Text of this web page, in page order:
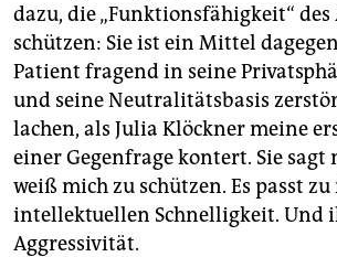
unterstützen
abo
genossenschaft
epaper login
dazu, die „Funktionsfähigkeit“
schützen: Sie ist ein Mittel
Patient fragend in seine
und seine Neutralitätsbasis
lachen, als Julia Klöckner meine
einer Gegenfrage kontert. Sie
weiß mich zu schützen. Es passt
intellektuellen Schnelligkeit. Und
Aggressivität.